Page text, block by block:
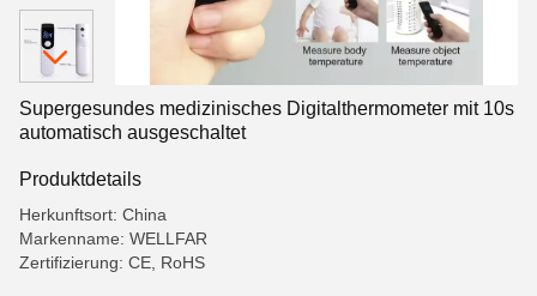
Supergesundes medizinisches Digitalthermometer mit 10s
automatisch ausgeschaltet
Produktdetails
Herkunftsort: China
Markenname: WELLFAR
Zertifizierung: CE, RoHS